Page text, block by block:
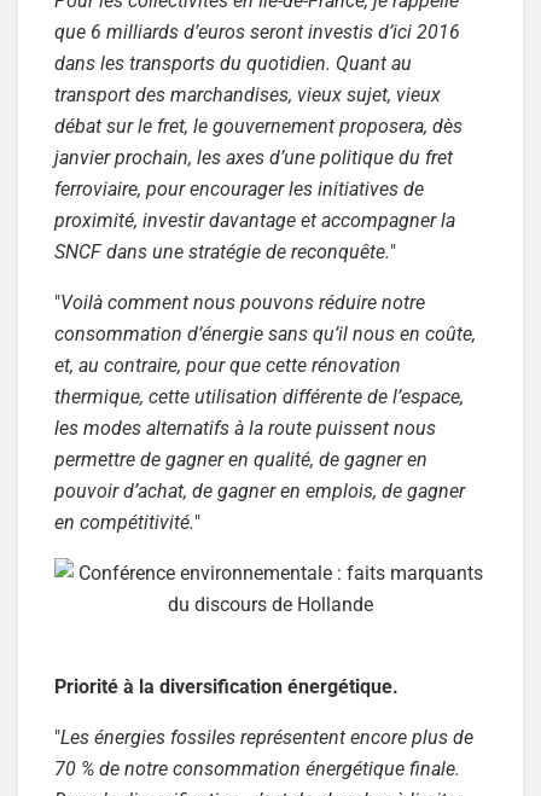
que 6 milliards d’euros seront investis d’ici 2016
dans les transports du quotidien. Quant au
transport des marchandises, vieux sujet, vieux
débat sur le fret, le gouvernement proposera, dès
janvier prochain, les axes d’une politique du fret
ferroviaire, pour encourager les initiatives de
proximité, investir davantage et accompagner la
SNCF dans une stratégie de reconquête."
"Voilà comment nous pouvons réduire notre
consommation d’énergie sans qu’il nous en coûte,
et, au contraire, pour que cette rénovation
thermique, cette utilisation différente de l’espace,
les modes alternatifs à la route puissent nous
permettre de gagner en qualité, de gagner en
pouvoir d’achat, de gagner en emplois, de gagner
en compétitivité."
Priorité à la diversification énergétique.
"Les énergies fossiles représentent encore plus de
70 % de notre consommation énergétique finale.